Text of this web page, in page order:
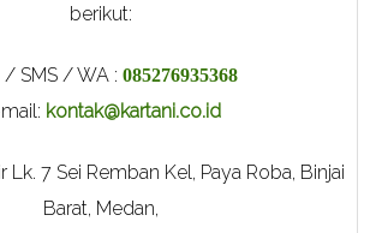
berikut:
/ SMS / WA : 085276935368
kontak@kartani.co.id
Lk. 7 Sei Remban Kel, Paya Roba, Binjai
Barat, Medan,